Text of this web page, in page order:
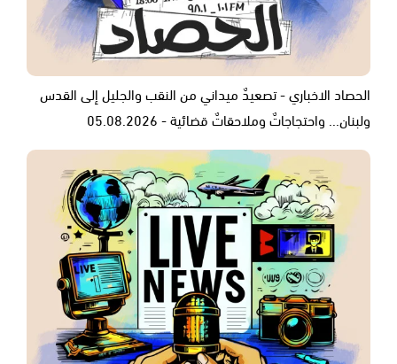
الحصاد الاخباري - تصعيدٌ ميداني من النقب والجليل إلى القدس
ولبنان... واحتجاجاتٌ وملاحقاتٌ قضائية - 05.08.2026